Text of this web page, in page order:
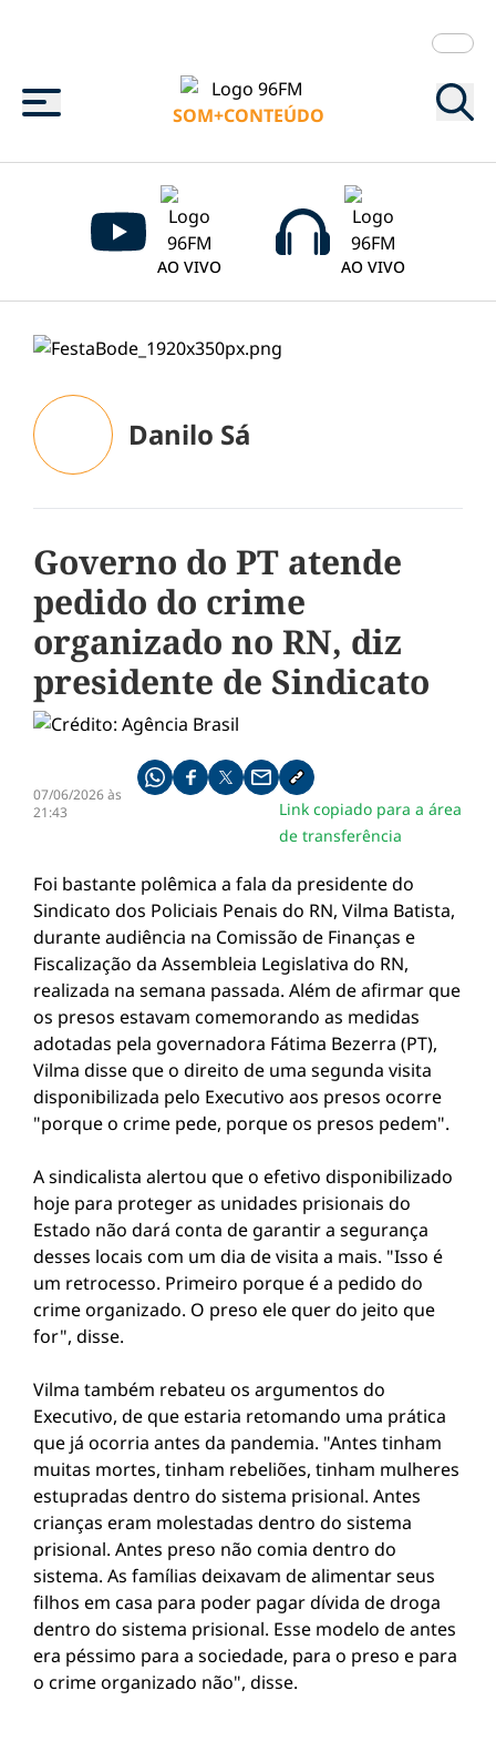
Menu
SOM+CONTEÚDO
AO VIVO AO VIVO
Danilo Sá
Governo do PT atende
pedido do crime
organizado no RN, diz
presidente de Sindicato
07/06/2026 às
21:43
Compartilhe pelo whatsapp
Compartilhar no facebook
Compartilhar no twitter
Compartilhe pelo email
Copiar link da notícia
Link copiado para a área
de transferência
Foi bastante polêmica a fala da presidente do
Sindicato dos Policiais Penais do RN, Vilma Batista,
durante audiência na Comissão de Finanças e
Fiscalização da Assembleia Legislativa do RN,
realizada na semana passada. Além de afirmar que
os presos estavam comemorando as medidas
adotadas pela governadora Fátima Bezerra (PT),
Vilma disse que o direito de uma segunda visita
disponibilizada pelo Executivo aos presos ocorre
"porque o crime pede, porque os presos pedem".
A sindicalista alertou que o efetivo disponibilizado
hoje para proteger as unidades prisionais do
Estado não dará conta de garantir a segurança
desses locais com um dia de visita a mais. "Isso é
um retrocesso. Primeiro porque é a pedido do
crime organizado. O preso ele quer do jeito que
for", disse.
Vilma também rebateu os argumentos do
Executivo, de que estaria retomando uma prática
que já ocorria antes da pandemia. "Antes tinham
muitas mortes, tinham rebeliões, tinham mulheres
estupradas dentro do sistema prisional. Antes
crianças eram molestadas dentro do sistema
prisional. Antes preso não comia dentro do
sistema. As famílias deixavam de alimentar seus
filhos em casa para poder pagar dívida de droga
dentro do sistema prisional. Esse modelo de antes
era péssimo para a sociedade, para o preso e para
o crime organizado não", disse.